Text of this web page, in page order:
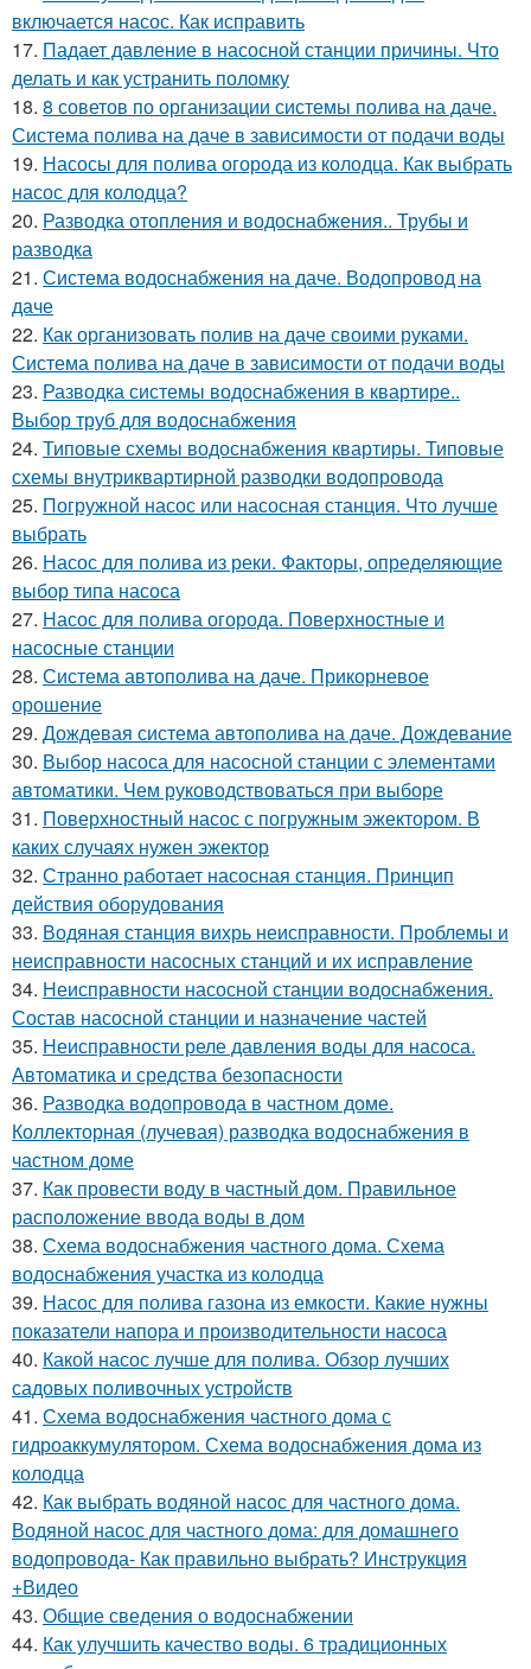
включается насос. Как исправить
17. Падает давление в насосной станции причины. Что
делать и как устранить поломку
18. 8 советов по организации системы полива на даче.
Система полива на даче в зависимости от подачи воды
19. Насосы для полива огорода из колодца. Как выбрать
насос для колодца?
20. Разводка отопления и водоснабжения.. Трубы и
разводка
21. Система водоснабжения на даче. Водопровод на
даче
22. Как организовать полив на даче своими руками.
Система полива на даче в зависимости от подачи воды
23. Разводка системы водоснабжения в квартире..
Выбор труб для водоснабжения
24. Типовые схемы водоснабжения квартиры. Типовые
схемы внутриквартирной разводки водопровода
25. Погружной насос или насосная станция. Что лучше
выбрать
26. Насос для полива из реки. Факторы, определяющие
выбор типа насоса
27. Насос для полива огорода. Поверхностные и
насосные станции
28. Система автополива на даче. Прикорневое
орошение
29. Дождевая система автополива на даче. Дождевание
30. Выбор насоса для насосной станции с элементами
автоматики. Чем руководствоваться при выборе
31. Поверхностный насос с погружным эжектором. В
каких случаях нужен эжектор
32. Странно работает насосная станция. Принцип
действия оборудования
33. Водяная станция вихрь неисправности. Проблемы и
неисправности насосных станций и их исправление
34. Неисправности насосной станции водоснабжения.
Состав насосной станции и назначение частей
35. Неисправности реле давления воды для насоса.
Автоматика и средства безопасности
36. Разводка водопровода в частном доме.
Коллекторная (лучевая) разводка водоснабжения в
частном доме
37. Как провести воду в частный дом. Правильное
расположение ввода воды в дом
38. Схема водоснабжения частного дома. Схема
водоснабжения участка из колодца
39. Насос для полива газона из емкости. Какие нужны
показатели напора и производительности насоса
40. Какой насос лучше для полива. Обзор лучших
садовых поливочных устройств
41. Схема водоснабжения частного дома с
гидроаккумулятором. Схема водоснабжения дома из
колодца
42. Как выбрать водяной насос для частного дома.
Водяной насос для частного дома: для домашнего
водопровода- Как правильно выбрать? Инструкция
+Видео
43. Общие сведения о водоснабжении
44. Как улучшить качество воды. 6 традиционных